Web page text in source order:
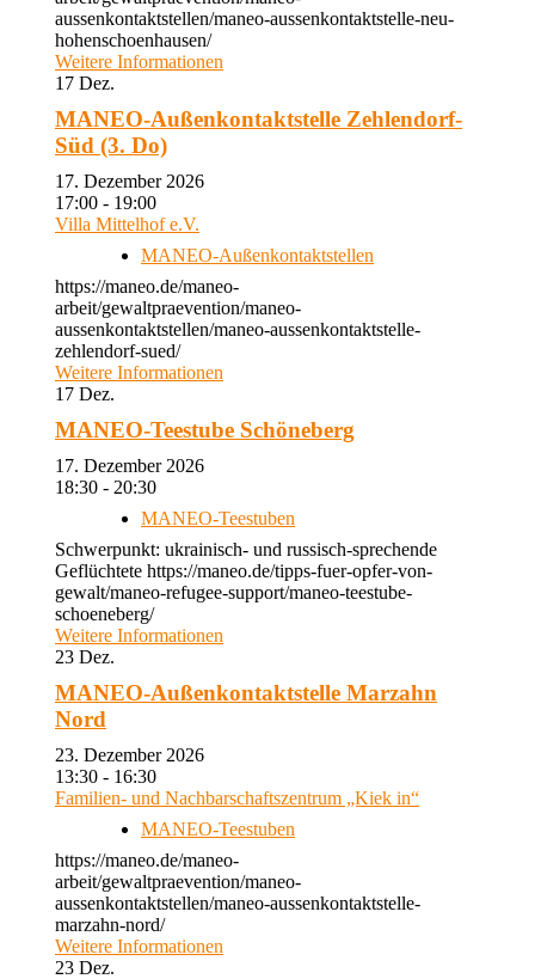
aussenkontaktstellen/maneo-aussenkontaktstelle-neu-
hohenschoenhausen/
Weitere Informationen
17 Dez.
MANEO-Außenkontaktstelle Zehlendorf-
Süd (3. Do)
17. Dezember 2026
17:00 - 19:00
Villa Mittelhof e.V.
MANEO-Außenkontaktstellen
https://maneo.de/maneo-
arbeit/gewaltpraevention/maneo-
aussenkontaktstellen/maneo-aussenkontaktstelle-
zehlendorf-sued/
Weitere Informationen
17 Dez.
MANEO-Teestube Schöneberg
17. Dezember 2026
18:30 - 20:30
MANEO-Teestuben
Schwerpunkt: ukrainisch- und russisch-sprechende
Geflüchtete https://maneo.de/tipps-fuer-opfer-von-
gewalt/maneo-refugee-support/maneo-teestube-
schoeneberg/
Weitere Informationen
23 Dez.
MANEO-Außenkontaktstelle Marzahn
Nord
23. Dezember 2026
13:30 - 16:30
Familien- und Nachbarschaftszentrum „Kiek in“
MANEO-Teestuben
https://maneo.de/maneo-
arbeit/gewaltpraevention/maneo-
aussenkontaktstellen/maneo-aussenkontaktstelle-
marzahn-nord/
Weitere Informationen
23 Dez.